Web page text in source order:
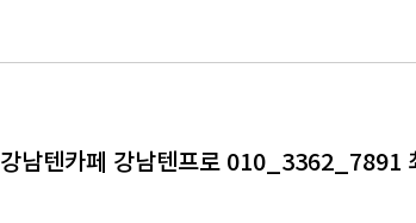
강남텐카페 강남텐프로 010_3362_7891